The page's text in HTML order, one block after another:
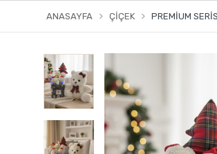
ANASAYFA ÇIÇEK PREMIUM